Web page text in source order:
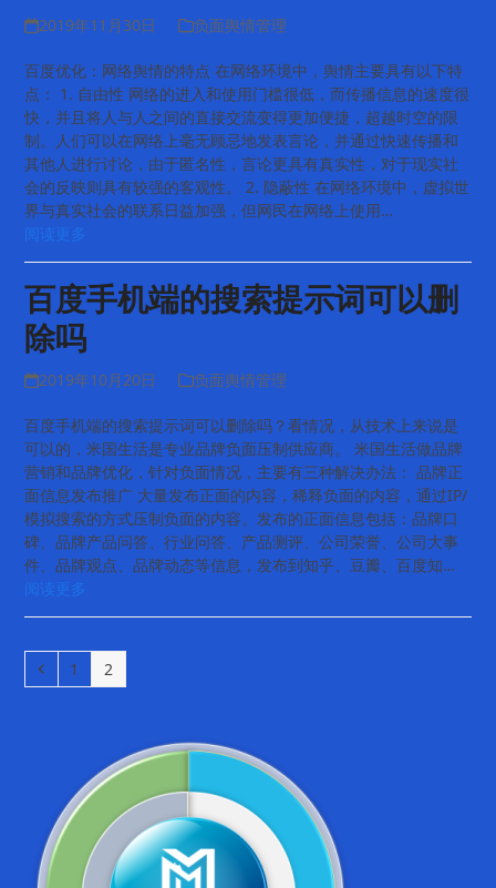
2019年11月30日 负面舆情管理
百度优化：网络舆情的特点 在网络环境中，舆情主要具有以下特
点： 1. 自由性 网络的进入和使用门槛很低，而传播信息的速度很
快，并且将人与人之间的直接交流变得更加便捷，超越时空的限
制。人们可以在网络上毫无顾忌地发表言论，并通过快速传播和
其他人进行讨论，由于匿名性，言论更具有真实性，对于现实社
会的反映则具有较强的客观性。 2. 隐蔽性 在网络环境中，虚拟世
界与真实社会的联系日益加强，但网民在网络上使用…
阅读更多
百度手机端的搜索提示词可以删
除吗
2019年10月20日 负面舆情管理
百度手机端的搜索提示词可以删除吗？看情况，从技术上来说是
可以的，米国生活是专业品牌负面压制供应商。 米国生活做品牌
营销和品牌优化，针对负面情况，主要有三种解决办法： 品牌正
面信息发布推广 大量发布正面的内容，稀释负面的内容，通过IP/
模拟搜索的方式压制负面的内容。发布的正面信息包括：品牌口
碑、品牌产品问答、行业问答、产品测评、公司荣誉、公司大事
件、品牌观点、品牌动态等信息，发布到知乎、豆瓣、百度知…
阅读更多
Previous
Page
1 Page
2